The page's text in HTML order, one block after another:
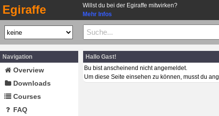
Egiraffe
Willst du bei der Egiraffe mitwirken?
Mehr Infos
Navigation
Overview
Downloads
Courses
FAQ
Hallo Gast!
Bu bist anscheinend nicht angemeldet.
Um diese Seite einsehen zu können, musst du